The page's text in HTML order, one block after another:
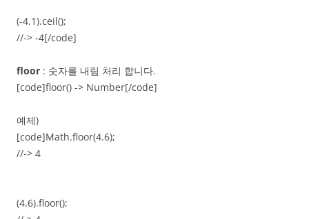
(-4.1).ceil();
//-> -4[/code]
floor : 숫자를 내림 처리 합니다.
[code]floor() -> Number[/code]
예제)
[code]Math.floor(4.6);
//-> 4
(4.6).floor();